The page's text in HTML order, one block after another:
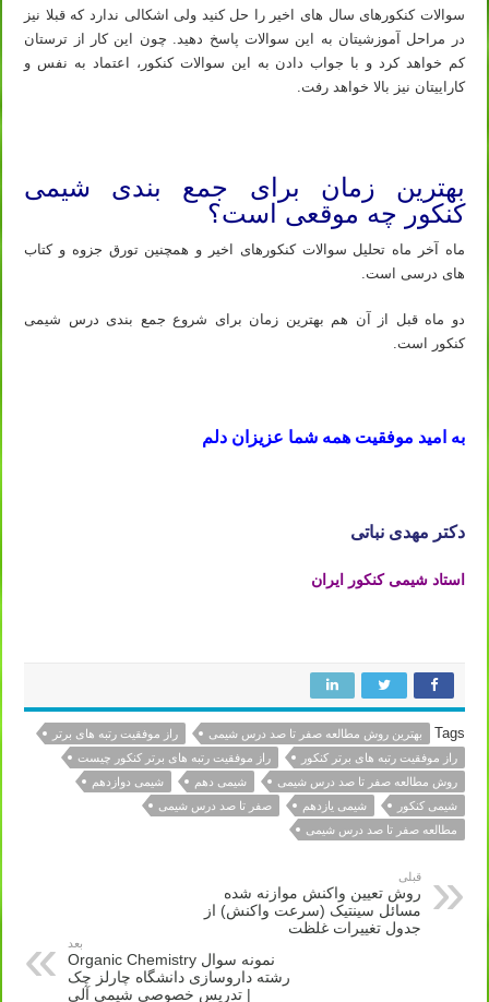
سوالات کنکورهای سال های اخیر را حل کنید ولی اشکالی ندارد که قبلا نیز
در مراحل آموزشیتان به این سوالات پاسخ دهید. چون این کار از ترستان
کم خواهد کرد و با جواب دادن به این سوالات کنکور، اعتماد به نفس و
کاراییتان نیز بالا خواهد رفت.
بهترین زمان برای جمع بندی شیمی
کنکور چه موقعی است؟
ماه آخر ماه تحلیل سوالات کنکورهای اخیر و همچنین تورق جزوه و کتاب
های درسی است.
دو ماه قبل از آن هم بهترین زمان برای شروع جمع بندی درس شیمی
کنکور است.
به امید موفقیت همه شما عزیزان دلم
دکتر مهدی نباتی
استاد شیمی کنکور ایران
Tags بهترین روش مطالعه صفر تا صد درس شیمی
راز موفقیت رتبه های برتر
راز موفقیت رتبه های برتر کنکور
راز موفقیت رتبه های برتر کنکور چیست
روش مطالعه صفر تا صد درس شیمی
شیمی دهم
شیمی دوازدهم
شیمی کنکور
شیمی یازدهم
صفر تا صد درس شیمی
مطالعه صفر تا صد درس شیمی
قبلی
روش تعیین واکنش موازنه شده
مسائل سینتیک (سرعت واکنش) از
جدول تغییرات غلظت
بعد
نمونه سوال Organic Chemistry
رشته داروسازی دانشگاه چارلز چک
| تدریس خصوصی شیمی آلی